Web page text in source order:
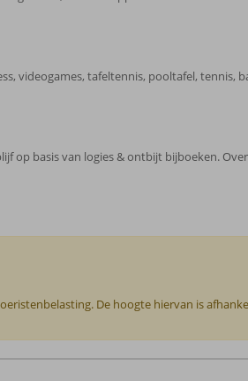
videogames, tafeltennis, pooltafel,
op basis van logies & ontbijt bijboeken.
De hoogte hiervan is